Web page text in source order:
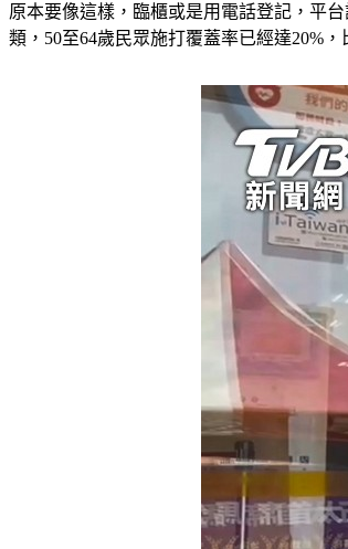
原本要像這樣，臨櫃或是用電話登記，平
類，50至64歲民眾施打覆蓋率已經達20%